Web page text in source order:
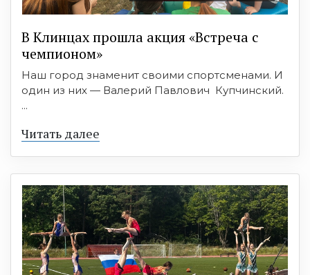
В Клинцах прошла акция «Встреча с
чемпионом»
Наш город знаменит своими спортсменами. И
один из них — Валерий Павлович Купчинский.
...
Читать далее